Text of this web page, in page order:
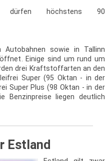
dürfen höchstens 90
Autobahnen sowie in Tallinn
Einige sind um rund um
drei Kraftstoffarten an den
Super (95 Oktan - in der
Super Plus (98 Oktan - in der
Benzinpreise liegen deutlich
Estland